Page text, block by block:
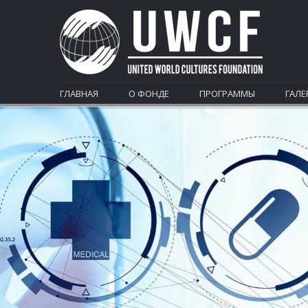
ГЛАВНАЯ О ФОНДЕ ПРОГРАММЫ